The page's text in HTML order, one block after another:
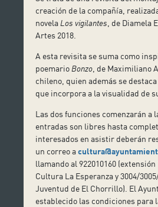
creación de la compañía,
novela Los vigilantes , de
Artes 2018.
A esta revisita se suma como
poemario Bonzo , de Maximiliano
chileno, quien además se
que incorpora a la visualidad de
Las dos funciones comenzarán a
entradas son libres hasta
interesados en asistir deberán
un correo a
llamando al 922010160 (extensión
Cultura La Esperanza y 3004/
Juventud de El Chorrillo). El
establecido las condiciones para